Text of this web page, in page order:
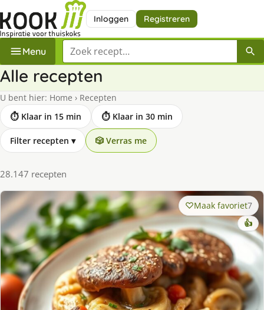
Inloggen Registreren
Menu Zoek een recept
Alle recepten
U bent hier: Home › Recepten
⏱ Klaar in 15 min
⏱ Klaar in 30 min
Filter recepten ▾ 🎲 Verras me
28.147 recepten
Maak favoriet7
👍